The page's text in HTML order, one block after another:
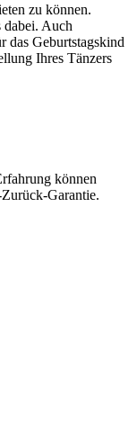
zu können.
dabei. Auch
das Geburtstagskind
Ihres Tänzers
können
Garantie.